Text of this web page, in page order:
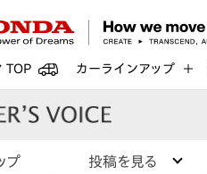
TOP カーラインアップ
プ 投稿を見る